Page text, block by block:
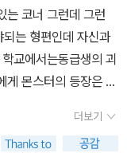
을 뿐인 기억들도 선
색으로 만든 것이 다
씩 마음속으로 원망
센 바람이 불었다. 내
달라지지 않았다. 모
는 짐들이 다가왔다.
게 아니다. 그러니 코
고 괴로워하지 않아도
하든 그건 중요하지
순을 일으키기 때문이
간절히 구하고 싶었다.
러운 진실을 알면서
는 코너 그런데 그런
는 형편인데 자신과
교에서는동급생의 괴
게 몬스터의 등장은 힘
조금씩 변화되어가
자신의 이야기를 해
더보기